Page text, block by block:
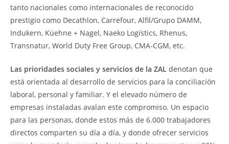
tanto nacionales como internacionales de reconocido
prestigio como Decathlon, Carrefour, Alfil/Grupo DAMM,
Indukern, Küehne + Nagel, Naeko Logístics, Rhenus,
Transnatur, World Duty Free Group, CMA-CGM, etc.
Las prioridades sociales y servicios de la ZAL denotan que
está orientada al desarrollo de servicios para la conciliación
laboral, personal y familiar. Y el elevado número de
empresas instaladas avalan este compromiso. Un espacio
para las personas, donde estos más de 6.000 trabajadores
directos comparten su día a día, y donde ofrecer servicios